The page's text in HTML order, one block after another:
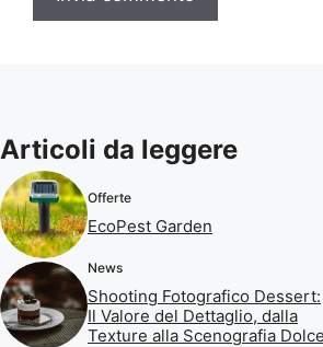
Articoli da leggere
Offerte
EcoPest Garden
News
Shooting Fotografico Dessert:
Il Valore del Dettaglio, dalla
Texture alla Scenografia Dolce